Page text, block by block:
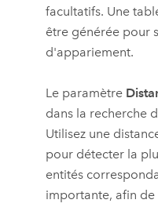
facultatifs. Une
être générée pour
d'appariement.
Le paramètre
dans la recherche
Utilisez une
pour détecter la
entités
importante, afin